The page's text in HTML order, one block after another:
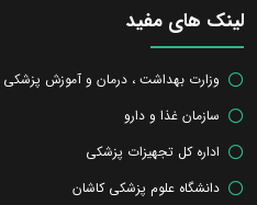
لینک های مفید
وزارت بهداشت ، درمان و آموزش پزشکی
سازمان غذا و دارو
اداره کل تجهیزات پزشکی
دانشگاه علوم پزشکی کاشان